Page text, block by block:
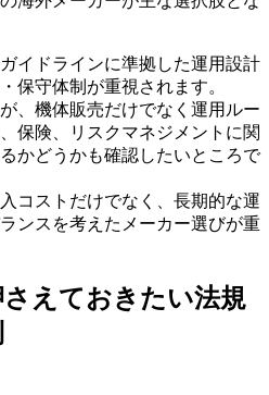
イドラインに準拠した運用設計
保守体制が重視されます。
、機体販売だけでなく運用ルー
保険、リスクマネジメントに関
かどうかも確認したいところで
コストだけでなく、長期的な運
ンスを考えたメーカー選びが重
えておきたい法規